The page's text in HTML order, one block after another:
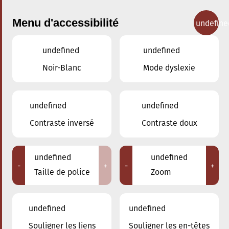
Concerts
Adresse
Menu d'accessibilité
undefined
Noir-Blanc
undefined
Mode dyslexie
undefined
Contraste inversé
undefined
Contraste doux
-
undefined
Taille de police
+ -
undefined
Zoom
+
undefined
Souligner les liens
undefined
Souligner les en-têtes